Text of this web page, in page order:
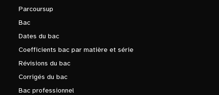
Parcoursup
Bac
Dates du bac
Coefficients bac par matière et série
Révisions du bac
Corrigés du bac
Bac professionnel